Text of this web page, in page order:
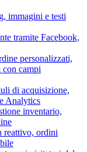
immagini e testi
tramite Facebook,
personalizzati,
campi
di acquisizione,
Analytics
inventario,
reattivo, ordini